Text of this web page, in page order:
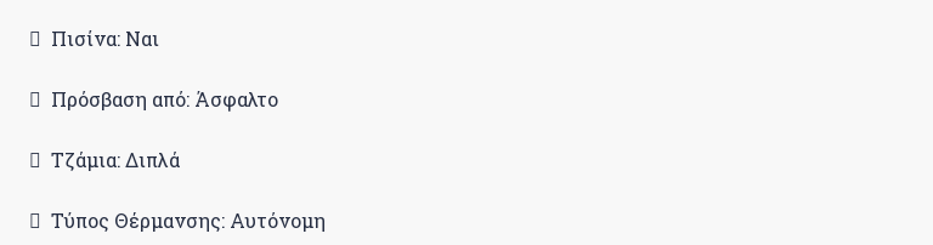
Πισίνα: Ναι
Πρόσβαση από: Άσφαλτο
Τζάμια: Διπλά
Τύπος Θέρμανσης: Αυτόνομη